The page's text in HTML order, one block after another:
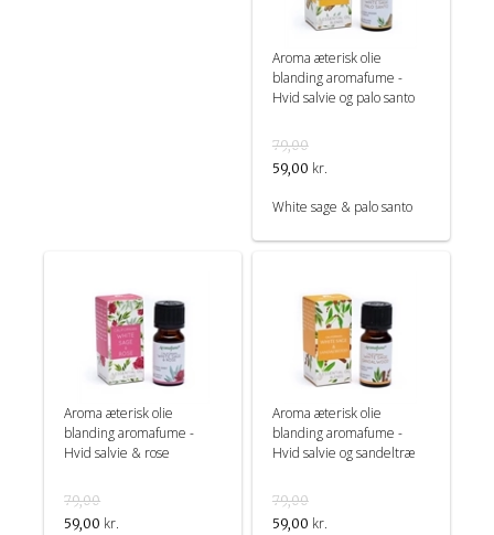
Aroma æterisk olie
blanding aromafume -
Hvid salvie og palo santo
79,00
59,00 kr.
White sage & palo santo
Aroma æterisk olie
blanding aromafume -
Hvid salvie & rose
79,00
59,00 kr.
Aroma æterisk olie
blanding aromafume -
Hvid salvie og sandeltræ
79,00
59,00 kr.